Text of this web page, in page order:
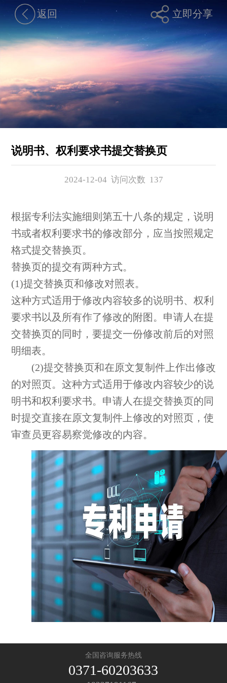
返回 立即分享
说明书、权利要求书提交替换页
2024-12-04 访问次数 137
根据专利法实施细则第五十八条的规定，说明
书或者权利要求书的修改部分，应当按照规定
格式提交替换页。
替换页的提交有两种方式。
(1)提交替换页和修改对照表。
这种方式适用于修改内容较多的说明书、权利
要求书以及所有作了修改的附图。申请人在提
交替换页的同时，要提交一份修改前后的对照
明细表。
(2)提交替换页和在原文复制件上作出修改
的对照页。这种方式适用于修改内容较少的说
明书和权利要求书。申请人在提交替换页的同
时提交直接在原文复制件上修改的对照页，使
审查员更容易察觉修改的内容。
全国咨询服务热线
0371-60203633